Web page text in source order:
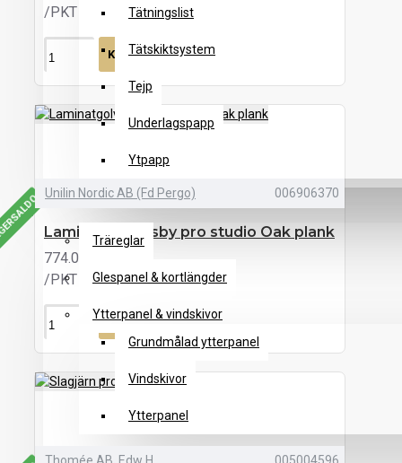
Tätningslist
Tätskiktsystem
Tejp
Underlagspapp
Ytpapp
Träreglar
Glespanel & kortlängder
Ytterpanel & vindskivor
Grundmålad ytterpanel
Vindskivor
Ytterpanel
/PKT
KÖP
Unilin Nordic AB (Fd Pergo) 006906370
Laminatgolv visby pro studio Oak plank
774.00 kr
/PKT
KÖP